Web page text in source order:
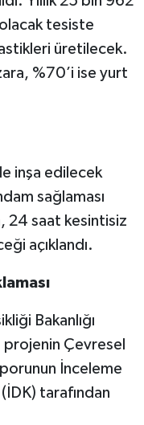
tesiste
üretilecek.
%70’i ise yurt
inşa edilecek
sağlaması
24 saat kesintisiz
açıklandı.
Bakanlığı
projenin Çevresel
İnceleme
tarafından